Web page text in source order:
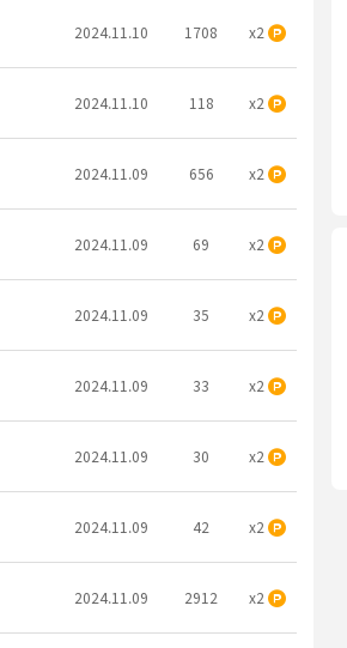
2024.11.10 1708 x2
2024.11.10 118 x2
2024.11.09 656 x2
2024.11.09 69 x2
2024.11.09 35 x2
2024.11.09 33 x2
2024.11.09 30 x2
2024.11.09 42 x2
2024.11.09 2912 x2